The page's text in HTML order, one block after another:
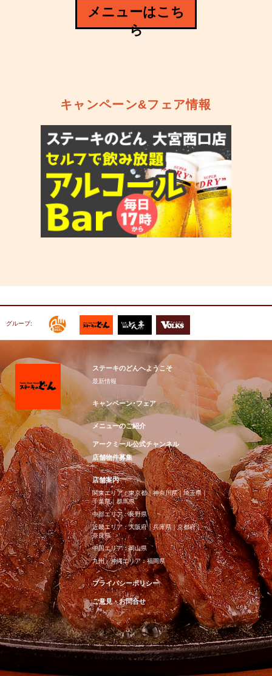
メニューはこち
ら
キャンペーン&フェア情報
グループ:
ステーキのどんへようこそ
最新情報
キャンペーン･フェア
メニューのご紹介
アークミール公式チャンネル
店舗物件募集
店舗案内
関東エリア：東京都｜神奈川県｜埼玉県｜
千葉県｜群馬県
中部エリア：長野県
近畿エリア：大阪府｜兵庫県｜京都府｜
奈良県
中国エリア：岡山県
九州・沖縄エリア：福岡県
プライバシーポリシー
ご意見・お問合せ